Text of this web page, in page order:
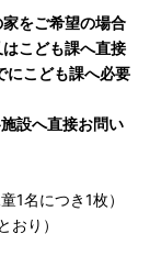
家をご希望の場合
こども課へ直接
にこども課へ必要
設へ直接お問い
童1名につき1枚）
おり）